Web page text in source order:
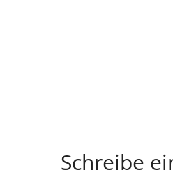
Schreibe